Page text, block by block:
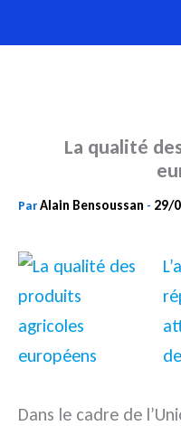
au
La qualité
ParAlain Bensoussan - 29/
Dans le cadre de